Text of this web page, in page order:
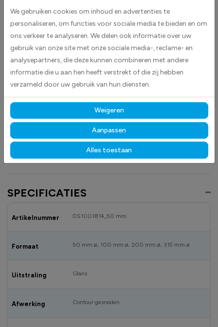
voorraadbeheer. De witte kleur zorgt voor een duidelijke en contrastrijke
markering, waardoor producten en secties snel te identificeren zijn.
Deze stickers zijn geschikt voor diverse toepassingen en helpen
medewerkers om efficiënt te werken en fouten bij het orderpicken of
opslaan te verminderen. Plak eenvoudig de sticker op de vloer, op of in
de stelling.
Gemaakt van hoogwaardige high-tack folie, hechten deze
stickers betrouwbaar op vrijwel elk oppervlak.Dankzij de
duurzame materialen blijven ze langdurig zichtbaar en goed leesbaar,
zowel binnen als buiten, bestand tegen licht, vocht en dagelijks gebruik.
Ontdek ook onze anderemagazijn- enveiligheidstickers om uw
opslagruimtes overzichtelijk en professioneel te markeren.
SPECIFICATIES
Artikelnummer DS1001814_50 mm
Formaat 50 mm ø, 100 mm ø, 200 mm ø, 315 mm ø
Uitstraling Glans
Afwerking Contour gesneden
We gebruiken cookies om inhoud en advertenties te
personaliseren, om functies voor sociale media te bieden en om
ons verkeer te analyseren. We delen ook informatie over uw
gebruik van onze site met onze sociale media-, reclame- en
analysepartners, die deze kunnen combineren met andere
informatie die u aan hen heeft verstrekt of die zij hebben
verzameld door uw gebruik van hun diensten.
Weigeren
Aanpassen
Alles toestaan